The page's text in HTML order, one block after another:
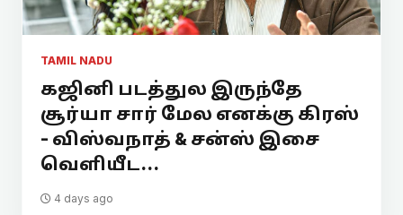
TAMIL NADU
கஜினி படத்துல இருந்தே
சூர்யா சார் மேல எனக்கு கிரஸ்
- விஸ்வநாத் & சன்ஸ் இசை
வெளியீட...
4 days ago